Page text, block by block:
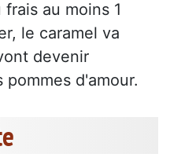
au moins 1
le caramel va
devenir
d'amour.